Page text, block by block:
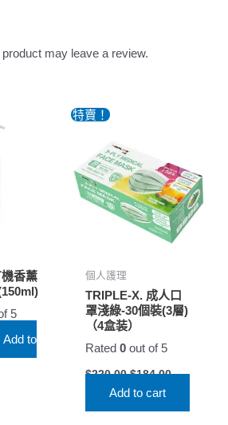
may leave a review.
香薰
5
Add to
特賣！
個人護理
TRIPLE-X. 成人口
罩淺綠-30個裝(3層)
（4盒装）
Rated0 out of 5
$220.00 $184.00
Add to cart